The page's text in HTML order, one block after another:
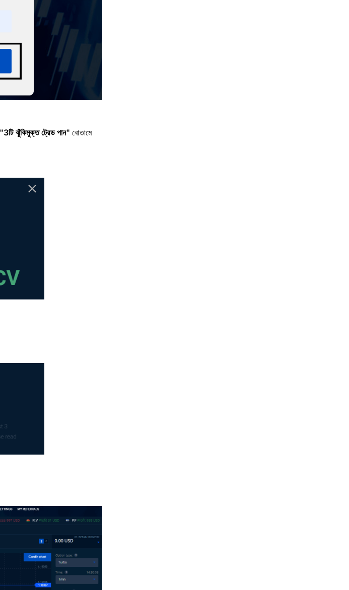
"3টি ঝুঁকিমুক্ত ট্রেড পান"বোতামে